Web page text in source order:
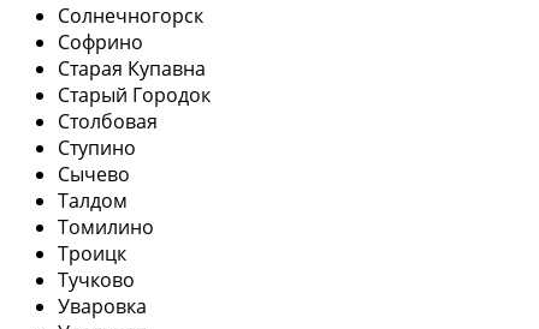
Солнечногорск
Софрино
Старая Купавна
Старый Городок
Столбовая
Ступино
Сычево
Талдом
Томилино
Троицк
Тучково
Уваровка